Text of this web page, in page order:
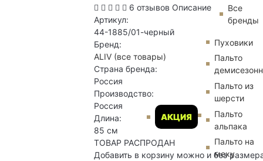
Все
бренды
АКЦИЯ
Пуховики
Пальто
Пальто из
шерсти
Пальто
альпака
Пальто на
меху
6 отзывов Описание
Артикул:
44-1885/01-черный
Бренд:
ALIV (все товары)
Страна бренда:
Россия
Производство:
Россия
Длина:
85 см
ТОВАР РАСПРОДАН
Добавить в корзину можно и без